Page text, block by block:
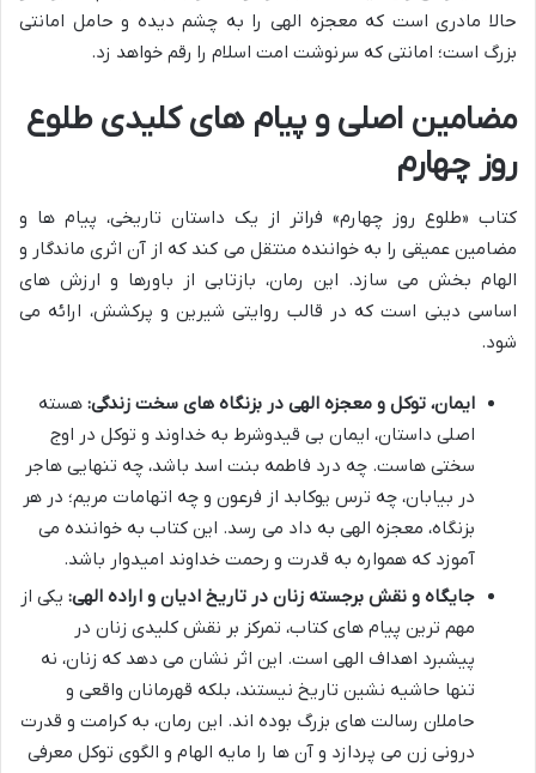
حالا مادری است که معجزه الهی را به چشم دیده و حامل امانتی
بزرگ است؛ امانتی که سرنوشت امت اسلام را رقم خواهد زد.
مضامین اصلی و پیام های کلیدی طلوع
روز چهارم
کتاب «طلوع روز چهارم» فراتر از یک داستان تاریخی، پیام ها و
مضامین عمیقی را به خواننده منتقل می کند که از آن اثری ماندگار و
الهام بخش می سازد. این رمان، بازتابی از باورها و ارزش های
اساسی دینی است که در قالب روایتی شیرین و پرکشش، ارائه می
شود.
ایمان، توکل و معجزه الهی در بزنگاه های سخت زندگی: هسته
اصلی داستان، ایمان بی قیدوشرط به خداوند و توکل در اوج
سختی هاست. چه درد فاطمه بنت اسد باشد، چه تنهایی هاجر
در بیابان، چه ترس یوکابد از فرعون و چه اتهامات مریم؛ در هر
بزنگاه، معجزه الهی به داد می رسد. این کتاب به خواننده می
آموزد که همواره به قدرت و رحمت خداوند امیدوار باشد.
جایگاه و نقش برجسته زنان در تاریخ ادیان و اراده الهی: یکی از
مهم ترین پیام های کتاب، تمرکز بر نقش کلیدی زنان در
پیشبرد اهداف الهی است. این اثر نشان می دهد که زنان، نه
تنها حاشیه نشین تاریخ نیستند، بلکه قهرمانان واقعی و
حاملان رسالت های بزرگ بوده اند. این رمان، به کرامت و قدرت
درونی زن می پردازد و آن ها را مایه الهام و الگوی توکل معرفی